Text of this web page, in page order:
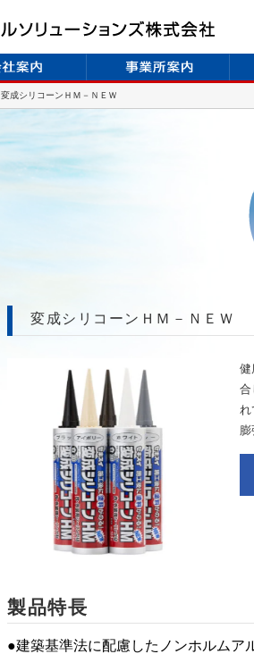
変成シリコーンＨＭ－ＮＥＷ
変成シリコーンＨＭ－ＮＥＷ
健
合
れ
膨
製品特長
●建築基準法に配慮したノンホルムア